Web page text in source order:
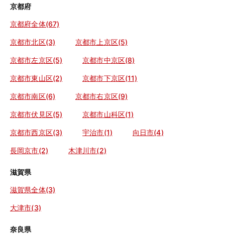
京都府
京都府全体(67)
京都市北区(3) 京都市上京区(5)
京都市左京区(5) 京都市中京区(8)
京都市東山区(2) 京都市下京区(11)
京都市南区(6) 京都市右京区(9)
京都市伏見区(5) 京都市山科区(1)
京都市西京区(3) 宇治市(1) 向日市(4)
長岡京市(2) 木津川市(2)
滋賀県
滋賀県全体(3)
大津市(3)
奈良県